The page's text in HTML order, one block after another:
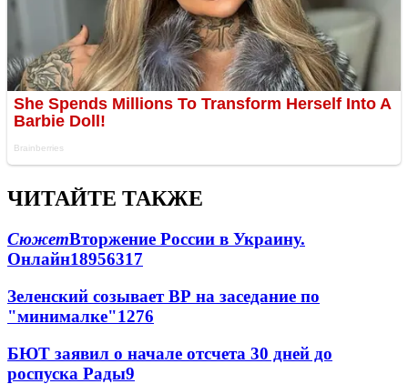
ЧИТАЙТЕ ТАКЖЕ
СюжетВторжение России в Украину.
Онлайн18956317
Зеленский созывает ВР на заседание по
"минималке"1276
БЮТ заявил о начале отсчета 30 дней до
роспуска Рады9